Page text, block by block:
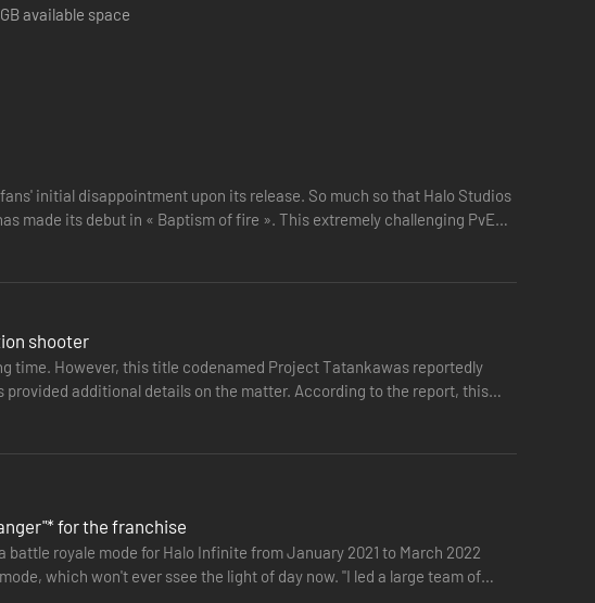
available space
initial disappointment upon its release. So much so that Halo Studios
made its debut in « Baptism of fire ». This extremely challenging PvE
shooter
time. However, this title codenamed Project Tatankawas reportedly
provided additional details on the matter. According to the report, this
for the franchise
royale mode for Halo Infinite from January 2021 to March 2022
which won't ever ssee the light of day now. "I led a large team of